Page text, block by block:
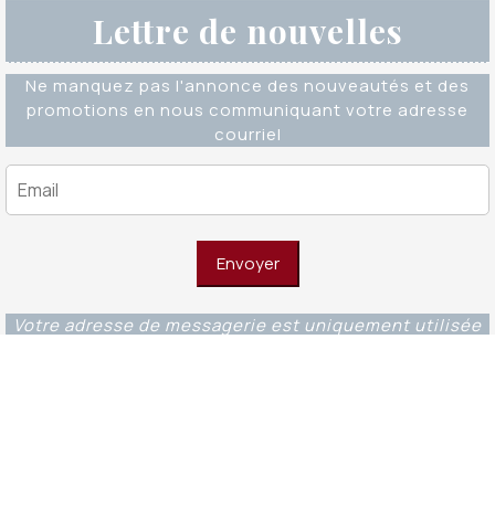
Lettre de nouvelles
Ne manquez pas l'annonce des nouveautés et des
promotions en nous communiquant votre adresse
courriel
Votre adresse de messagerie est uniquement utilisée